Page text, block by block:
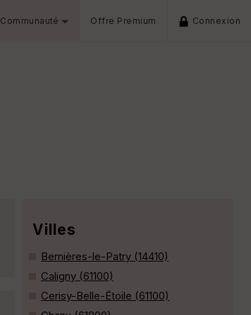
Communauté Offre Premium Connexion
Villes
Bernières-le-Patry (14410)
Caligny (61100)
Cerisy-Belle-Étoile (61100)